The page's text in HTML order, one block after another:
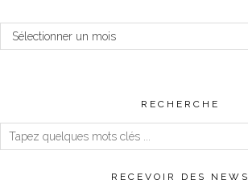
Archives
RECHERCHE
RECEVOIR DES NEWS